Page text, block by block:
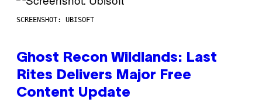
SCREENSHOT: UBISOFT
Ghost Recon Wildlands: Last
Rites Delivers Major Free
Content Update